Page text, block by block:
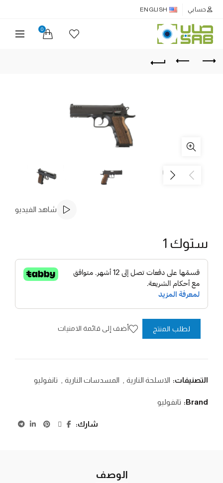
حسابي ENGLISH
0
شاهد الفيديو
ستوك 1
لطلب المنتج أضف إلى قائمة الامنيات
التصنيفات: الاسلحة النارية المسدسات النارية تانفوليو
Brand: تانفوليو
شارك
الوصف